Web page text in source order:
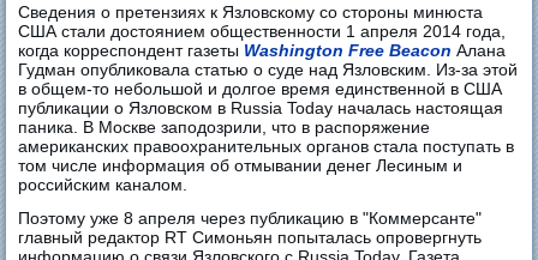
Сведения о претензиях к Язловскому со стороны минюста
США стали достоянием общественности 1 апреля 2014 года,
когда корреспондент газеты Washington Free Beacon Алана
Гудман опубликовала статью о суде над Язловским. Из-за этой
в общем-то небольшой и долгое время единственной в США
публикации о Язловском в Russia Today началась настоящая
паника. В Москве заподозрили, что в распоряжение
американских правоохранительных органов стала поступать в
том числе информация об отмывании денег Лесиным и
российским каналом.
Поэтому уже 8 апреля через публикацию в "Коммерсанте"
главный редактор RT Симоньян попыталась опровергнуть
информацию о связи Язловского с Russia Today. Газета